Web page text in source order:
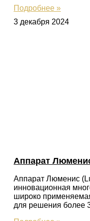
Подробнее »
3 декабря 2024
Аппарат
Аппарат Люменис
инновационная
широко
для решения более